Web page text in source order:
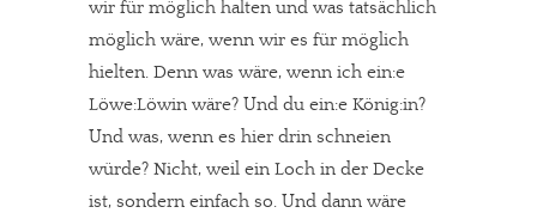
wir für möglich halten und was tatsächlich
möglich wäre, wenn wir es für möglich
hielten. Denn was wäre, wenn ich ein:e
Löwe:Löwin wäre? Und du ein:e König:in?
Und was, wenn es hier drin schneien
würde? Nicht, weil ein Loch in der Decke
ist, sondern einfach so. Und dann wäre